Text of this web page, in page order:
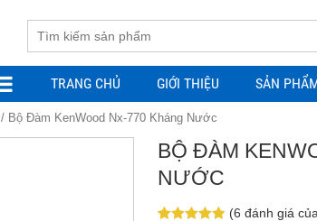
TRANG CHỦ GIỚI THIỆU SẢN
/ Bộ Đàm KenWood Nx-770 Kháng Nước
BỘ ĐÀM
NƯỚC
(6 đánh giá